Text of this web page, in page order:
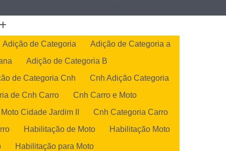
Adição de Categoria
Adição de Categoria a
Adição de Categoria B
de Categoria Cnh
Cnh Adição Categoria
de Cnh Carro
Cnh Carro e Moto
Cidade Jardim II
Cnh Categoria Carro
Habilitação de Moto
Habilitação Moto
Habilitação para Moto